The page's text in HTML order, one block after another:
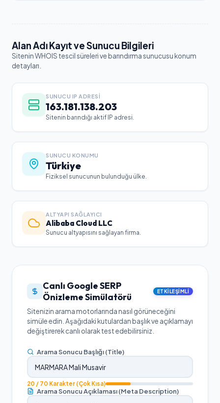
Alan Adı Kayıt ve Sunucu Bilgileri
Sitenin WHOIS tescil süreleri ve barındırma sunucusu konum
detayları.
SUNUCU IP ADRESI
163.181.138.203
Sitenin barındığı aktif IP adresi.
SUNUCU KONUMU
Türkiye
Fiziksel sunucunun bulunduğu ülke.
ALTYAPI SAĞLAYICI
Alibaba Cloud LLC
Sunucu altyapısını sağlayan firma.
Canlı Google SERP
Önizleme Simülatörü
ETKILEŞIMLI
Sitenizin arama motorlarında nasıl görüneceğini
simüle edin. Aşağıdaki kutulardan başlık ve açıklamayı
değiştirerek canlı olarak test edebilirsiniz.
Arama Sonucu Başlığı (Title)
20 / 70 Karakter (Çok Kısa)
Arama Sonucu Açıklaması (Meta Description)